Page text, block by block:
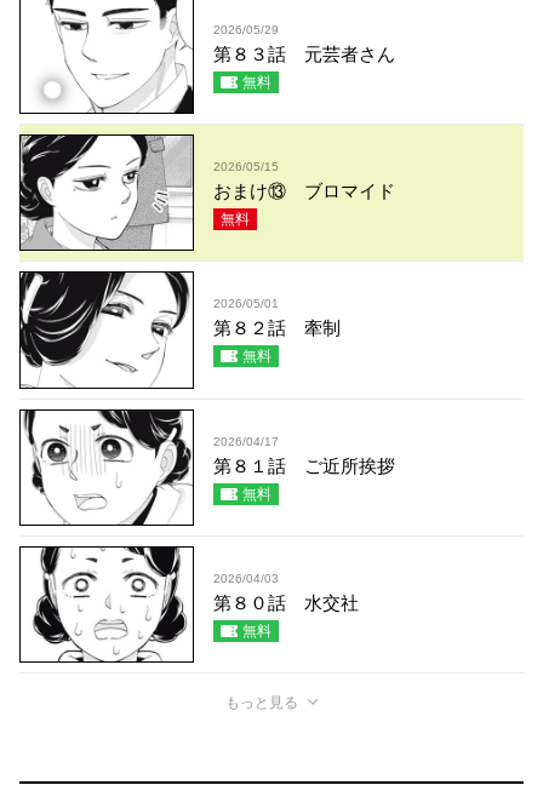
2026/05/29
第８３話 元芸者さん
無料
2026/05/15
おまけ⑬ ブロマイド
無料
2026/05/01
第８２話 牽制
無料
2026/04/17
第８１話 ご近所挨拶
無料
2026/04/03
第８０話 水交社
無料
もっと見る